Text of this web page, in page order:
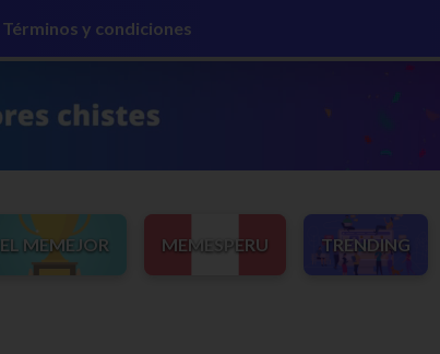
Términos y condiciones
EL MEMEJOR MEMESPERU TRENDING